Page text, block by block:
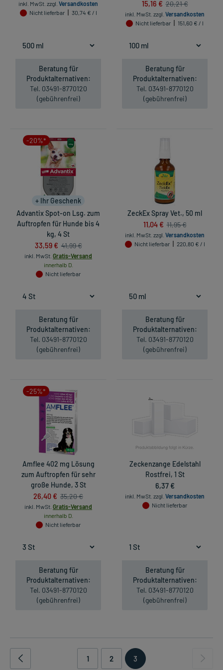
inkl. MwSt. zzgl. Versandkosten
Nicht lieferbar
30,74 € / l
Beratung für
Produktalternativen:
Tel. 03491-8770120
(gebührenfrei)
15,16 € 20,21 €
inkl. MwSt. zzgl. Versandkosten
Nicht lieferbar
151,60 € / l
Beratung für
Produktalternativen:
Tel. 03491-8770120
(gebührenfrei)
-20%*
+ Ihr Geschenk
Advantix Spot-on Lsg. zum
Auftropfen für Hunde bis 4
kg, 4 St
33,59 € 41,99 €
inkl. MwSt. Gratis-Versand
innerhalb D.
Nicht lieferbar
Beratung für
Produktalternativen:
Tel. 03491-8770120
(gebührenfrei)
ZeckEx Spray Vet., 50 ml
11,04 € 11,95 €
inkl. MwSt. zzgl. Versandkosten
Nicht lieferbar
220,80 € / l
Beratung für
Produktalternativen:
Tel. 03491-8770120
(gebührenfrei)
-25%*
Amflee 402 mg Lösung
zum Auftropfen für sehr
große Hunde, 3 St
26,40 € 35,20 €
inkl. MwSt. Gratis-Versand
innerhalb D.
Nicht lieferbar
Beratung für
Produktalternativen:
Tel. 03491-8770120
(gebührenfrei)
Zeckenzange Edelstahl
Rostfrei, 1 St
6,37 €
inkl. MwSt. zzgl. Versandkosten
Nicht lieferbar
Beratung für
Produktalternativen:
Tel. 03491-8770120
(gebührenfrei)
1 2 3